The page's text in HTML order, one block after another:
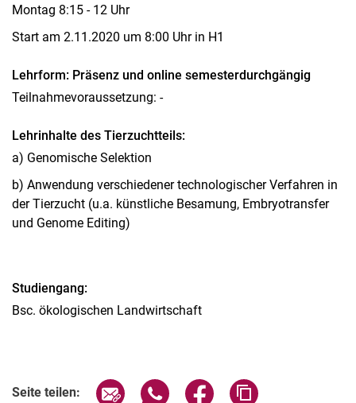
Montag 8:15 - 12 Uhr
Start am 2.11.2020 um 8:00 Uhr in H1
Lehrform: Präsenz und online semesterdurchgängig
Teilnahmevoraussetzung: -
Lehrinhalte des Tierzuchtteils:
a) Genomische Selektion
b) Anwendung verschiedener technologischer Verfahren in
der Tierzucht (u.a. künstliche Besamung, Embryotransfer
und Genome Editing)
Studiengang:
Bsc. ökologischen Landwirtschaft
Seite teilen: Seite über E-Mail teilen
Seite über WhatsApp teilen
Seite über Facebook